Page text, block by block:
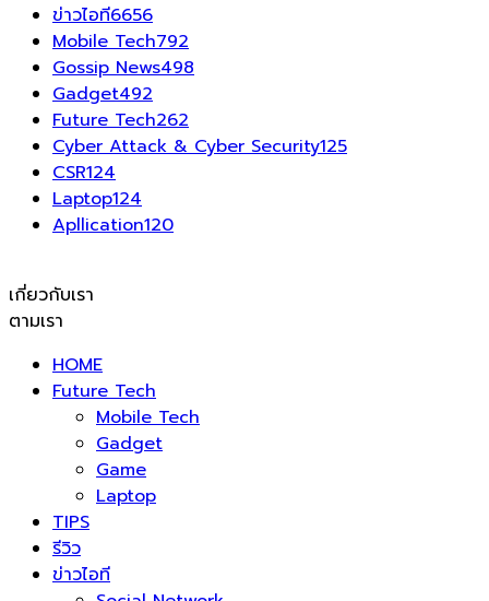
ข่าวไอที6656
Mobile Tech792
Gossip News498
Gadget492
Future Tech262
Cyber Attack & Cyber Security125
CSR124
Laptop124
Apllication120
เกี่ยวกับเรา
ตามเรา
HOME
Future Tech
Mobile Tech
Gadget
Game
Laptop
TIPS
รีวิว
ข่าวไอที